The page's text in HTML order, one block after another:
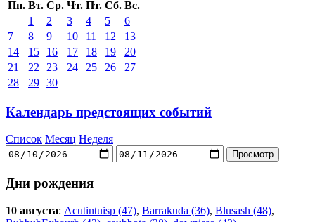
Пн. Вт. Ср. Чт. Пт. Сб. Вс.
1
2 3 4 5
6
7
8 9 10 11 12
13
14
15 16 17 18 19
20
21
22 23 24 25 26
27
28
29 30
Календарь предстоящих событий
Список Месяц Неделя
Дни рождения
10 августа: Acutintuisp (47), Barrakuda (36), Blusash (48),